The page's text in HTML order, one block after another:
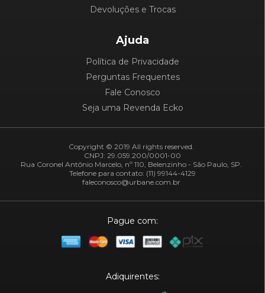
Devoluções e Trocas
Ajuda
Política de Privacidade
Perguntas Frequentes
Fale Conosco
Seja uma Revenda Ecko
Copyright © 2019 All rights reserved.
CNPJ: 29.059.200/0001-00
Rua Coronel Antônio Marcelo, nº 110, Belenzinho - São Paulo, SP.
Telefone para contato: (11) 99144-4129
faleconosco@urbane.com.br
Pague com:
Adiquirentes: